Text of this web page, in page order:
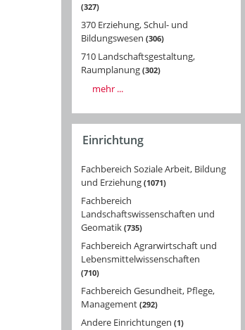
327
370 Erziehung, Schul- und
Bildungswesen 306
710 Landschaftsgestaltung,
Raumplanung 302
mehr ...
Einrichtung
Fachbereich Soziale Arbeit, Bildung
und Erziehung 1071
Fachbereich
Landschaftswissenschaften und
Geomatik 735
Fachbereich Agrarwirtschaft und
Lebensmittelwissenschaften
710
Fachbereich Gesundheit, Pflege,
Management 292
Andere Einrichtungen 1